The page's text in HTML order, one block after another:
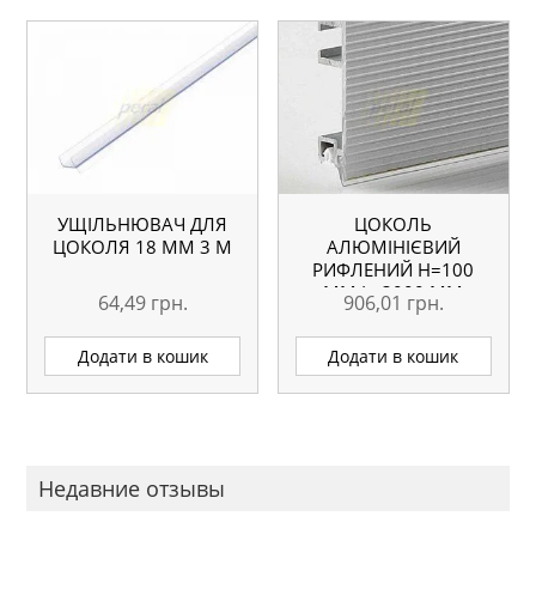
УЩІЛЬНЮВАЧ ДЛЯ
ЦОКОЛЯ 18 ММ 3 М
64,49 грн.
Додати в кошик
ЦОКОЛЬ
АЛЮМІНІЄВИЙ
РИФЛЕНИЙ H=100
ММ L=3000 ММ
906,01 грн.
Додати в кошик
Недавние отзывы